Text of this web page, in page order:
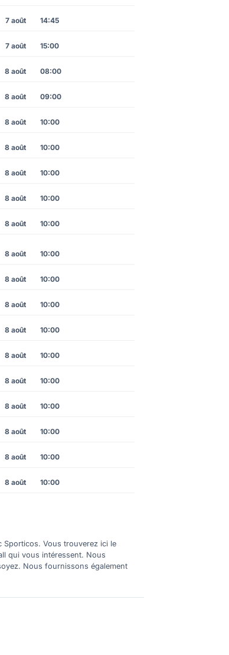
7 août 14:45
7 août 15:00
8 août 08:00
8 août 09:00
8 août 10:00
8 août 10:00
8 août 10:00
8 août 10:00
8 août 10:00
8 août 10:00
8 août 10:00
8 août 10:00
8 août 10:00
8 août 10:00
8 août 10:00
8 août 10:00
8 août 10:00
8 août 10:00
8 août 10:00
Sporticos. Vous trouverez ici le
qui vous intéressent. Nous
Nous fournissons également